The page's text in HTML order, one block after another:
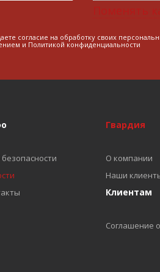
Поменять
согласие на обработку своих
и Политикой конфиденциальности
безопасности
Гвардия
О компании
Наши
Клиентам
Соглашение